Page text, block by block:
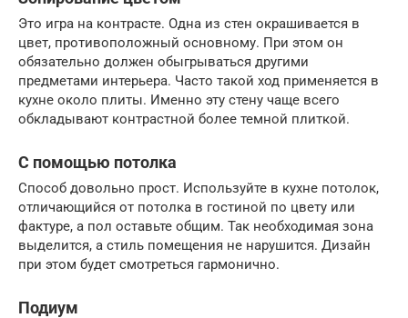
Это игра на контрасте. Одна из стен окрашивается в
цвет, противоположный основному. При этом он
обязательно должен обыгрываться другими
предметами интерьера. Часто такой ход применяется в
кухне около плиты. Именно эту стену чаще всего
обкладывают контрастной более темной плиткой.
С помощью потолка
Способ довольно прост. Используйте в кухне потолок,
отличающийся от потолка в гостиной по цвету или
фактуре, а пол оставьте общим. Так необходимая зона
выделится, а стиль помещения не нарушится. Дизайн
при этом будет смотреться гармонично.
Подиум